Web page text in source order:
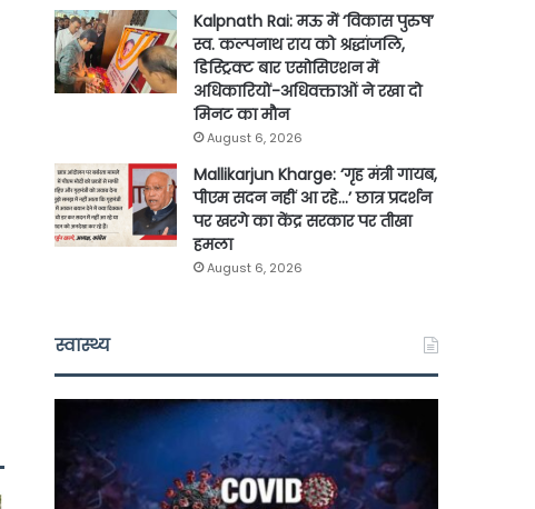
Kalpnath Rai: मऊ में ‘विकास पुरुष’
स्व. कल्पनाथ राय को श्रद्धांजलि,
डिस्ट्रिक्ट बार एसोसिएशन में
अधिकारियों-अधिवक्ताओं ने रखा दो
मिनट का मौन
August 6, 2026
Mallikarjun Kharge: ‘गृह मंत्री गायब,
पीएम सदन नहीं आ रहे…’ छात्र प्रदर्शन
पर खरगे का केंद्र सरकार पर तीखा
हमला
August 6, 2026
स्वास्थ्य